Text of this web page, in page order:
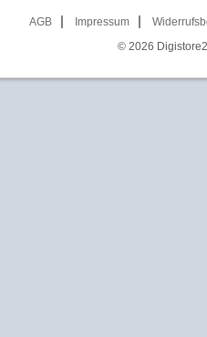
AGB Impressum
© 2026